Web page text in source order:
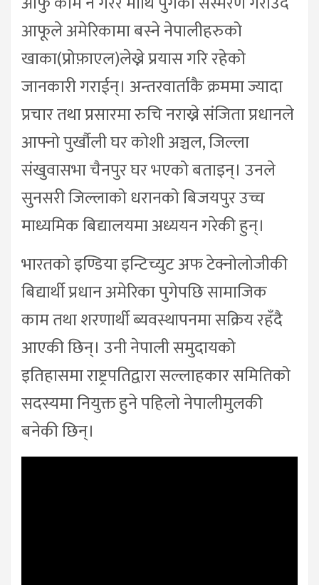
आफूले अमेरिकामा बस्ने नेपालीहरुको
खाका(प्रोफ़ाएल)लेख्ने प्रयास गरि रहेको
जानकारी गराईन्। अन्तरवार्ताकै क्रममा ज्यादा
प्रचार तथा प्रसारमा रुचि नराख्ने संजिता प्रधानले
आफ्नो पुर्खौली घर कोशी अञ्चल, जिल्ला
संखुवासभा चैनपुर घर भएको बताइन्। उनले
सुनसरी जिल्लाको धरानको बिजयपुर उच्च
माध्यमिक बिद्यालयमा अध्ययन गरेकी हुन्।
भारतको इण्डिया इन्टिच्युट अफ टेक्नोलोजीकी
बिद्यार्थी प्रधान अमेरिका पुगेपछि सामाजिक
काम तथा शरणार्थी ब्यवस्थापनमा सक्रिय रहँदै
आएकी छिन्। उनी नेपाली समुदायको
इतिहासमा राष्ट्रपतिद्वारा सल्लाहकार समितिको
सदस्यमा नियुक्त हुने पहिलो नेपालीमुलकी
बनेकी छिन्।